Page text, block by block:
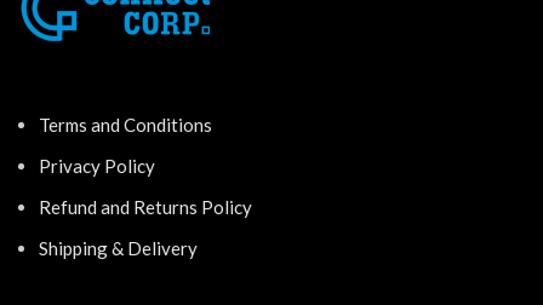
Terms and Conditions
Privacy Policy
Refund and Returns Policy
Shipping & Delivery